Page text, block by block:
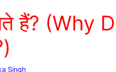
हैं? (Why
Singh